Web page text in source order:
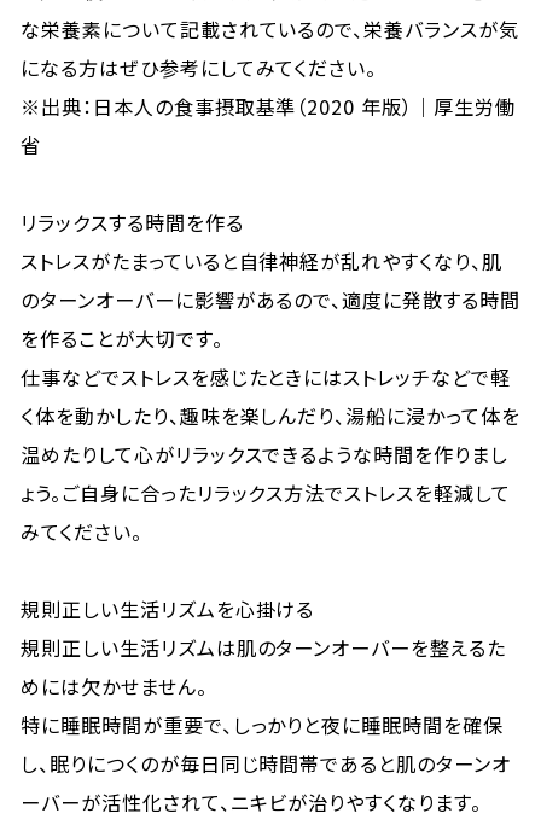
な栄養素について記載されているので、栄養バランスが気
になる方はぜひ参考にしてみてください。
※出典： 日本人の食事摂取基準（2020 年版）｜厚生労働
省
リラックスする時間を作る
ストレスがたまっていると自律神経が乱れやすくなり、肌
のターンオーバーに影響があるので、適度に発散する時間
を作ることが大切です。
仕事などでストレスを感じたときにはストレッチなどで軽
く体を動かしたり、趣味を楽しんだり、湯船に浸かって体を
温めたりして心がリラックスできるような時間を作りまし
ょう。ご自身に合ったリラックス方法でストレスを軽減して
みてください。
規則正しい生活リズムを心掛ける
規則正しい生活リズムは肌のターンオーバーを整えるた
めには欠かせません。
特に睡眠時間が重要で、しっかりと夜に睡眠時間を確保
し、眠りにつくのが毎日同じ時間帯であると肌のターンオ
ーバーが活性化されて、ニキビが治りやすくなります。